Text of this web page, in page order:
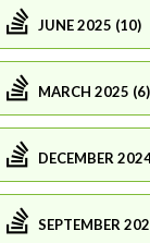
JUNE 2025 (10)
MARCH 2025 (6)
DECEMBER
SEPTEMBER